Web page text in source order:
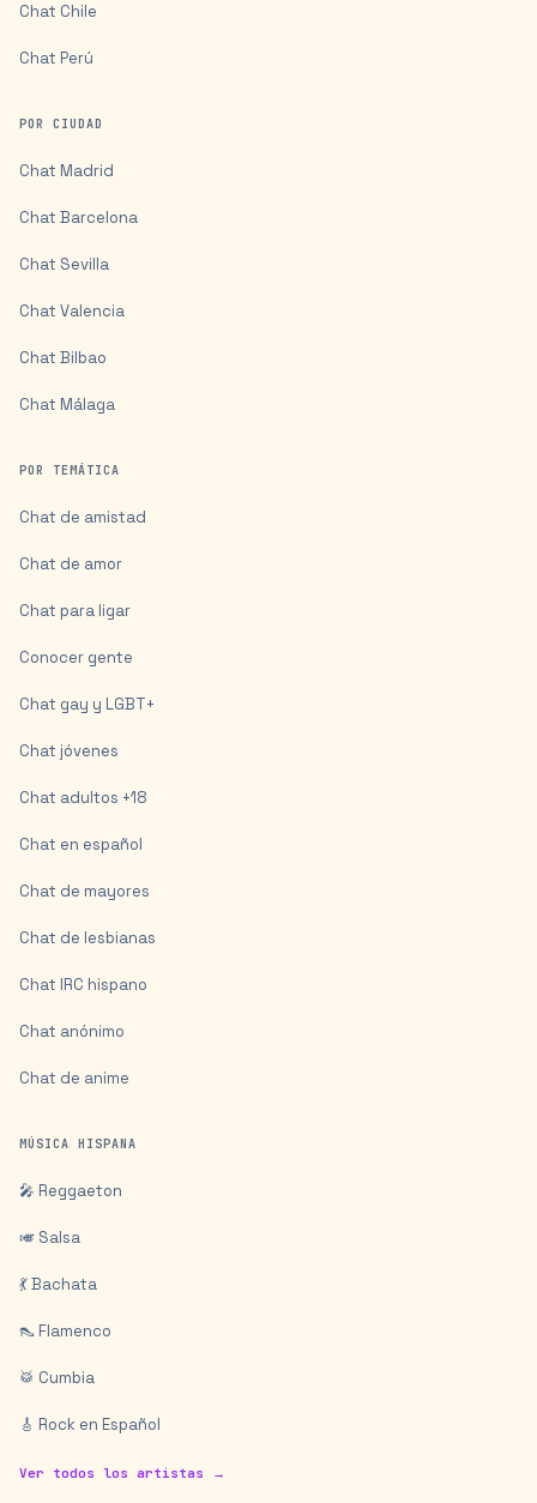
Chat Chile
Chat Perú
POR CIUDAD
Chat Madrid
Chat Barcelona
Chat Sevilla
Chat Valencia
Chat Bilbao
Chat Málaga
POR TEMÁTICA
Chat de amistad
Chat de amor
Chat para ligar
Conocer gente
Chat gay y LGBT+
Chat jóvenes
Chat adultos +18
Chat en español
Chat de mayores
Chat de lesbianas
Chat IRC hispano
Chat anónimo
Chat de anime
MÚSICA HISPANA
🎤 Reggaeton
🎺 Salsa
💃 Bachata
👠 Flamenco
🥁 Cumbia
🎸 Rock en Español
Ver todos los artistas →